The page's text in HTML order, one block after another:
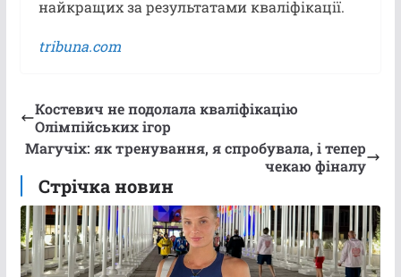
найкращих за результатами кваліфікації.
tribuna.com
Костевич не подолала кваліфікацію
Олімпійських ігор
Магучіх: як тренування, я спробувала, і тепер
чекаю фіналу
Стрічка новин